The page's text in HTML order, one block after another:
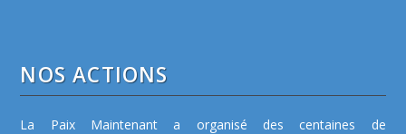
NOS ACTIONS
La Paix Maintenant a organisé des centaines de